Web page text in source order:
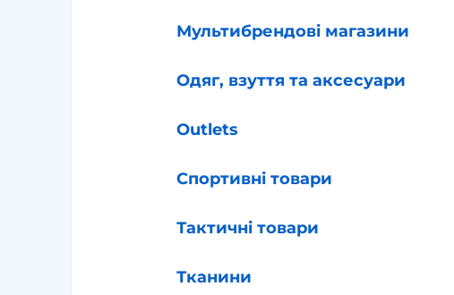
Мультибрендові магазини
Одяг, взуття та аксесуари
Outlets
Спортивні товари
Тактичні товари
Тканини